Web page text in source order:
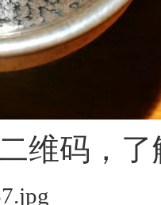
维码，了